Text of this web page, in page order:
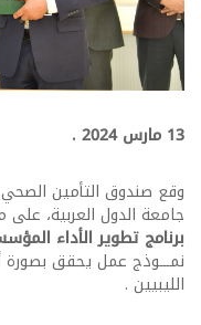
13 مارس 2024 .
وقع صندوق التأمين الصحي
جامعة الدول العربية،
برنامج تطوير الأداء
نمـــوذج عمل يحقق بصورة
الليبيين .